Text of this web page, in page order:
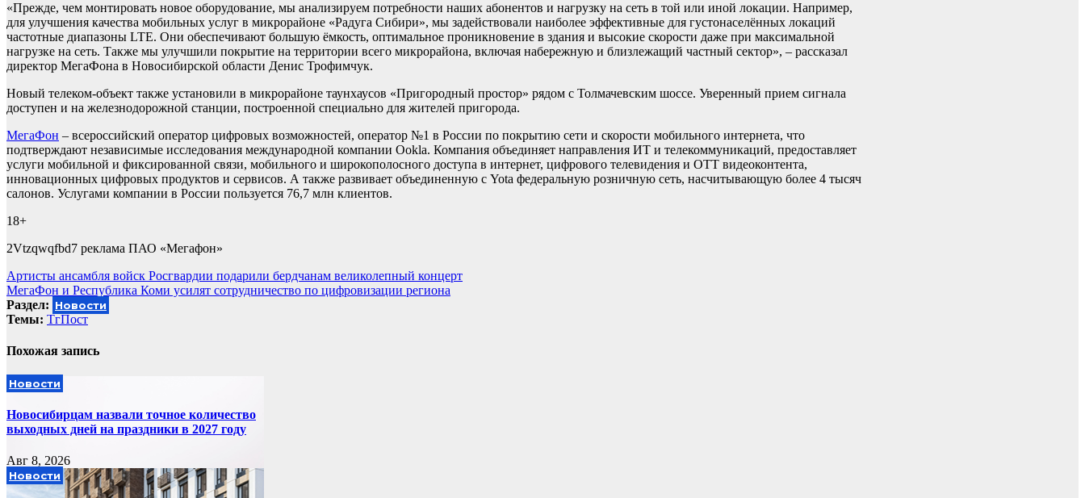
«Прежде, чем монтировать новое оборудование, мы анализируем потребности наших абонентов и нагрузку на сеть в той или иной локации. Например,
для улучшения качества мобильных услуг в микрорайоне «Радуга Сибири», мы задействовали наиболее эффективные для густонаселённых локаций
частотные диапазоны LTE. Они обеспечивают большую ёмкость, оптимальное проникновение в здания и высокие скорости даже при максимальной
нагрузке на сеть. Также мы улучшили покрытие на территории всего микрорайона, включая набережную и близлежащий частный сектор», – рассказал
директор МегаФона в Новосибирской области Денис Трофимчук.
Новый телеком-объект также установили в микрорайоне таунхаусов «Пригородный простор» рядом с Толмачевским шоссе. Уверенный прием сигнала
доступен и на железнодорожной станции, построенной специально для жителей пригорода.
МегаФон – всероссийский оператор цифровых возможностей, оператор №1 в России по покрытию сети и скорости мобильного интернета, что
подтверждают независимые исследования международной компании Ookla. Компания объединяет направления ИТ и телекоммуникаций, предоставляет
услуги мобильной и фиксированной связи, мобильного и широкополосного доступа в интернет, цифрового телевидения и OTT видеоконтента,
инновационных цифровых продуктов и сервисов. А также развивает объединенную с Yota федеральную розничную сеть, насчитывающую более 4 тысяч
салонов. Услугами компании в России пользуется 76,7 млн клиентов.
18+
2Vtzqwqfbd7 реклама ПАО «Мегафон»
Навигация
по
записям
Артисты ансамбля войск Росгвардии подарили бердчанам великолепный концерт
МегаФон и Республика Коми усилят сотрудничество по цифровизации региона
Раздел: Новости
Темы: ТгПост
Похожая запись
Новости
Новосибирцам назвали точное количество
выходных дней на праздники в 2027 году
Авг 8, 2026
Новости